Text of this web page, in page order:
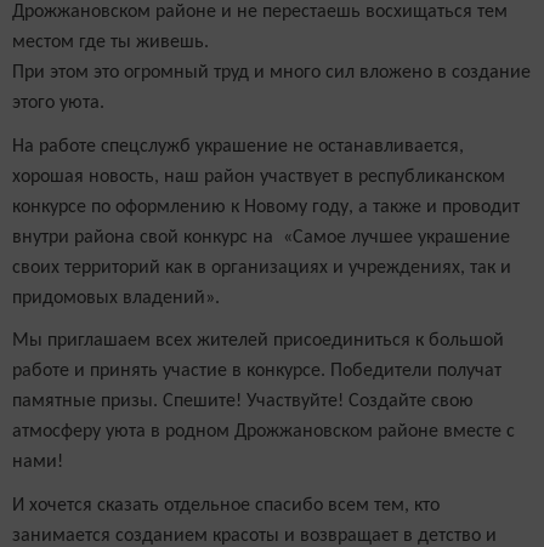
Дрожжановском районе и не перестаешь восхищаться тем
местом где ты живешь.
При этом это огромный труд и много сил вложено в создание
этого уюта.
На работе спецслужб украшение не останавливается,
хорошая новость, наш район участвует в республиканском
конкурсе по оформлению к Новому году, а также и проводит
внутри района свой конкурс на «Самое лучшее украшение
своих территорий как в организациях и учреждениях, так и
придомовых владений».
Мы приглашаем всех жителей присоединиться к большой
работе и принять участие в конкурсе. Победители получат
памятные призы. Спешите! Участвуйте! Создайте свою
атмосферу уюта в родном Дрожжановском районе вместе с
нами!
И хочется сказать отдельное спасибо всем тем, кто
занимается созданием красоты и возвращает в детство и